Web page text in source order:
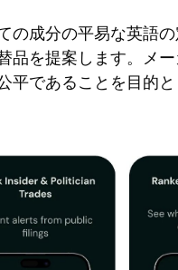
の成分の平易な英語
品を提案します。メ
平であることを目的